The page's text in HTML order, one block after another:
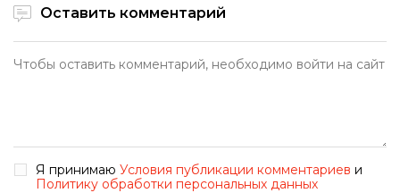
Оставить комментарий
Я принимаю Условия публикации комментариев и
Политику обработки персональных данных